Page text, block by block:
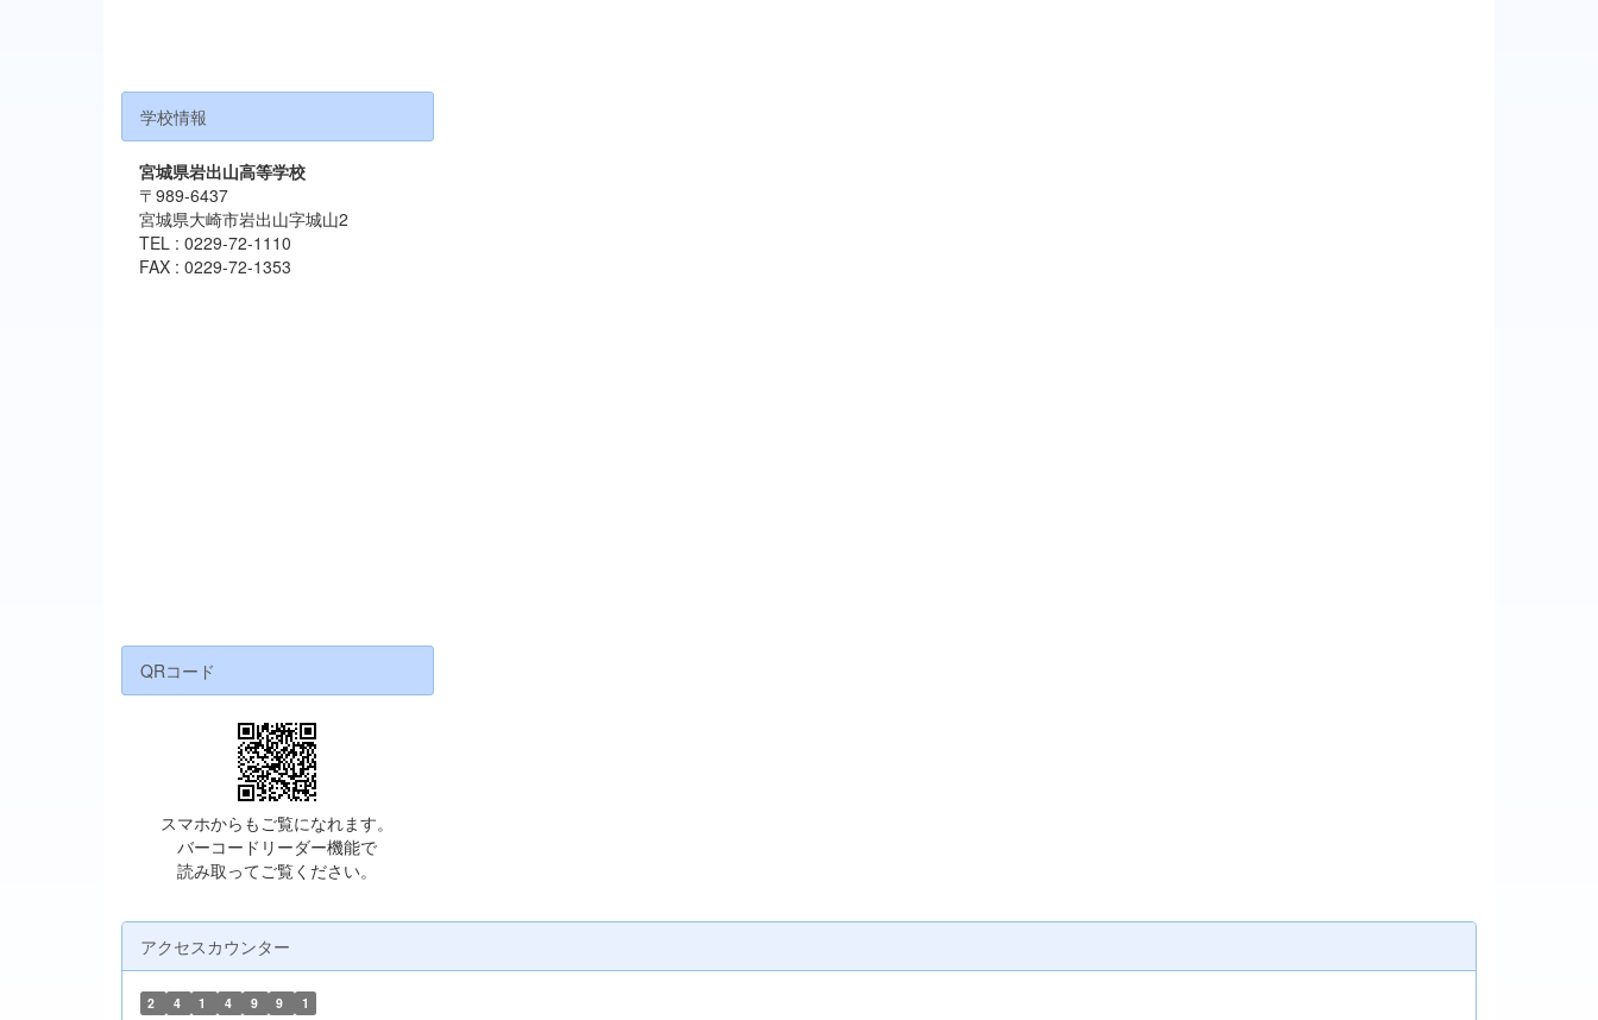
学校情報
宮城県岩出山高等学校
〒989-6437
宮城県大崎市岩出山字城山2
TEL : 0229-72-1110
FAX : 0229-72-1353
QRコード
スマホからもご覧になれます。
バーコードリーダー機能で
読み取ってご覧ください。
アクセスカウンター
2 4 1 4 9 9 1